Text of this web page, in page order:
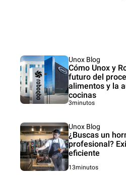
Unox Blog
Cómo Unox y
futuro del
alimentos y la
cocinas
3minutos
Unox Blog
¿Buscas un
profesional?
eficiente
13minutos